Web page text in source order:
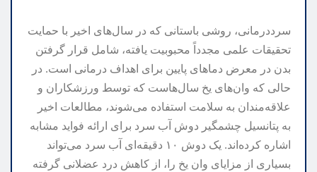
سرددرمانی، روشی باستانی که در سال‌های اخیر با حمایت
تحقیقات علمی مجدداً محبوبیت یافته، شامل قرار گرفتن
بدن در معرض دماهای پایین برای اهداف درمانی است. در
حالی که وان‌های یخ سال‌هاست که توسط ورزشکاران و
علاقه‌مندان به سلامت استفاده می‌شوند، مطالعات اخیر
به پتانسیل چشمگیر دوش آب سرد برای ارائه فواید مشابه
اشاره کرده‌اند. یک دوش ۱۰ دقیقه‌ای آب سرد می‌تواند
بسیاری از مزایای وان یخ را، از کاهش درد عضلانی گرفته